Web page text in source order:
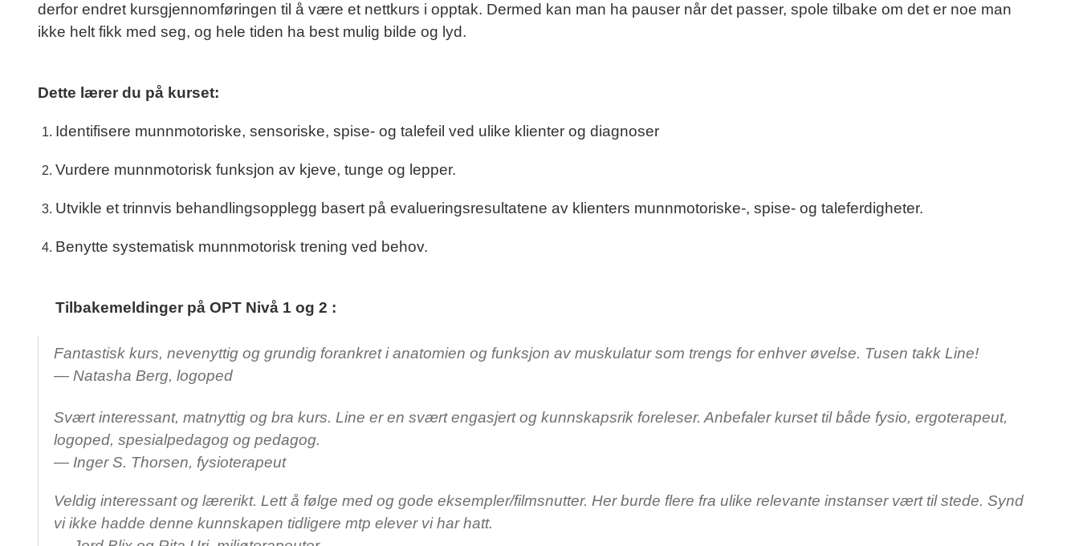
derfor endret kursgjennomføringen til å være et nettkurs i opptak. Dermed kan man ha pauser når det passer, spole tilbake om det er noe man
ikke helt fikk med seg, og hele tiden ha best mulig bilde og lyd.
Dette lærer du på kurset:
Identifisere munnmotoriske, sensoriske, spise- og talefeil ved ulike klienter og diagnoser
Vurdere munnmotorisk funksjon av kjeve, tunge og lepper.
Utvikle et trinnvis behandlingsopplegg basert på evalueringsresultatene av klienters munnmotoriske-, spise- og taleferdigheter.
Benytte systematisk munnmotorisk trening ved behov.
Tilbakemeldinger på OPT Nivå 1 og 2 :
Fantastisk kurs, nevenyttig og grundig forankret i anatomien og funksjon av muskulatur som trengs for enhver øvelse. Tusen takk Line!
— Natasha Berg, logoped
Svært interessant, matnyttig og bra kurs. Line er en svært engasjert og kunnskapsrik foreleser. Anbefaler kurset til både fysio, ergoterapeut,
logoped, spesialpedagog og pedagog.
— Inger S. Thorsen, fysioterapeut
Veldig interessant og lærerikt. Lett å følge med og gode eksempler/filmsnutter. Her burde flere fra ulike relevante instanser vært til stede. Synd
vi ikke hadde denne kunnskapen tidligere mtp elever vi har hatt.